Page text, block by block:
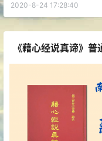
2020-8-24 17:28:40
《藉心经说真谛》普